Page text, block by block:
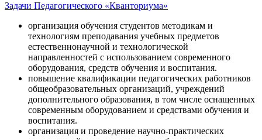
Задачи Педагогического «Кванториума»
организация обучения студентов методикам и
технологиям преподавания учебных предметов
естественнонаучной и технологической
направленностей с использованием современного
оборудования, средств обучения и воспитания.
повышение квалификации педагогических работников
общеобразовательных организаций, учреждений
дополнительного образования, в том числе оснащенных
современным оборудованием и средствами обучения и
воспитания.
организация и проведение научно-практических